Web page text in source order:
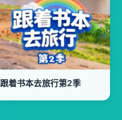
跟着书本去旅行第2季